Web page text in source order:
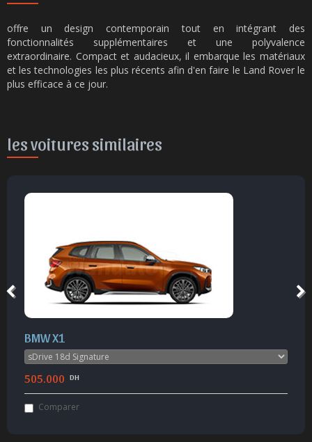
offre un design contemporain tout en intégrant des
fonctionnalités supplémentaires et une polyvalence
extraordinaire. Compact et audacieux, il embarque les matériaux
et les technologies les plus récents afin d'en faire le Land Rover le
plus efficace à ce jour.
les voitures similaires
BMW X1
505.000 DH
Comparer